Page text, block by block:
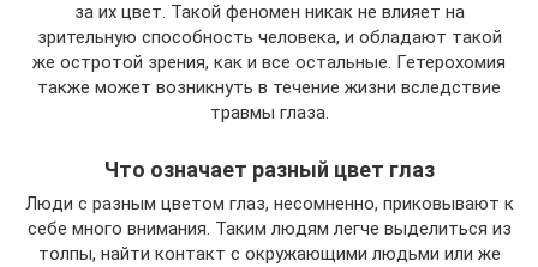
за их цвет. Такой феномен никак не влияет на
зрительную способность человека, и обладают такой
же остротой зрения, как и все остальные. Гетерохомия
также может возникнуть в течение жизни вследствие
травмы глаза.
Что означает разный цвет глаз
Люди с разным цветом глаз, несомненно, приковывают к
себе много внимания. Таким людям легче выделиться из
толпы, найти контакт с окружающими людьми или же